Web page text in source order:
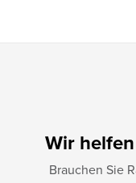
Wir
Brauchen Sie